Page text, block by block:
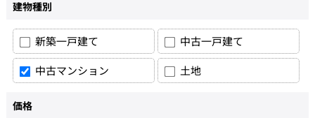
建物種別
新築一戸建て
中古一戸建て
中古マンション
土地
価格